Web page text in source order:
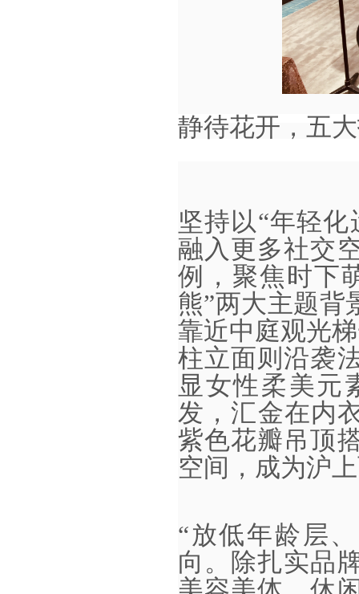
静待花开，五
坚持以“年轻
融入更多社交
例，聚焦时下
熊”两大主题背
靠近中庭观光
柱立面则沿袭
显女性柔美元
发，汇金在内
紫色花瓣吊顶
空间，成为沪
“放低年龄层
向。除扎实品